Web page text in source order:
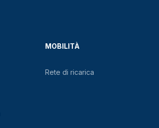
MOBILITÀ
Rete di ricarica